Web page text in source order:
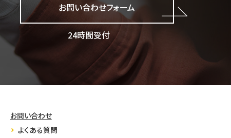
お問い合わせフォーム
24時間受付
お問い合わせ
よくある質問